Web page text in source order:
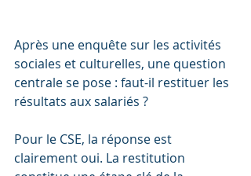
Après une enquête sur les activités
sociales et culturelles, une question
centrale se pose : faut-il restituer les
résultats aux salariés ?
Pour le CSE, la réponse est
clairement oui. La restitution